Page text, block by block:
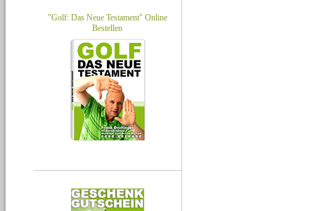
"Golf: Das Neue Testament" Online
Bestellen